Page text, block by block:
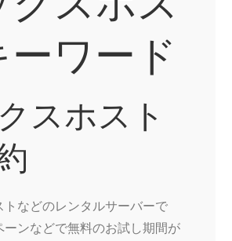
ーワード
スホスト
トなどのレンタルサーバーで
ーンなどで無料のお試し期間が